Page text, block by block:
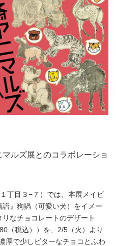
ルズ展とのコラボレーショ
丁目３−７）では、本展メイビ
』狗猧（可愛い犬）をイメー
なチョコレートのデザート
（税込））を、2/5（火）より
厚で少しビターなチョコとふわ